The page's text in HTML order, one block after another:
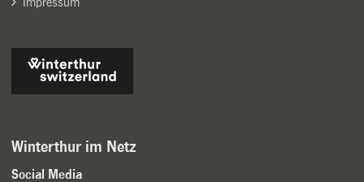
Winterthur im Netz
Social Media